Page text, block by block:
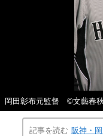
岡田彰布元監督 ©文藝春秋
記事を読む 阪神・